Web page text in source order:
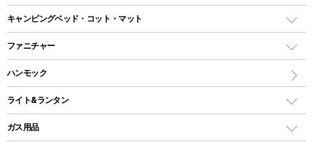
ツールームテント
ワンポールテント
シェルターテント
ロッジ型・オリジナルテント
レクタングラー型（封筒型）シュラフ
インナーシュラフ
キャンピングベッド・コット・マット
キャンピングベッド・コット
インフレータブルマット
ファニチャー
アウトドアテーブル
レジャーシート
ハンモック
ライト&ランタン
LEDランタン
ガス用品